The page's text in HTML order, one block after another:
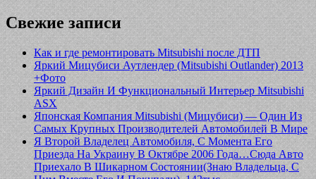
Свежие записи
Как и где ремонтировать Mitsubishi после ДТП
Яркий Мицубиси Аутлендер (Mitsubishi Outlander) 2013
+Фото
Яркий Дизайн И Функциональный Интерьер Mitsubishi
ASX
Японская Компания Mitsubishi (Мицубиси) — Один Из
Самых Крупных Производителей Автомобилей В Мире
Я Второй Владелец Автомобиля, С Момента Его
Приезда На Украину В Октябре 2006 Года…Сюда Авто
Приехало В Шикарном Состоянии(Знаю Владельца, С